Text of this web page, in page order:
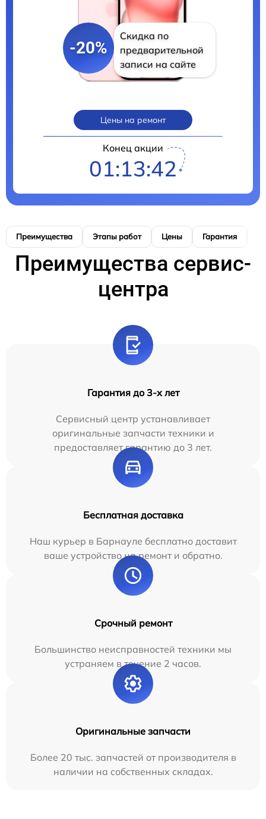
-20%
Скидка по
предварительной
записи на сайте
Цены на ремонт
Конец акции
01:13:41
Преимущества Этапы работ Цены Гарантия
Преимущества сервис-
центра
Гарантия до 3-х лет
Сервисный центр устанавливает
оригинальные запчасти техники и
предоставляет гарантию до 3 лет.
Бесплатная доставка
Наш курьер в Барнауле бесплатно доставит
ваше устройство на ремонт и обратно.
Срочный ремонт
Большинство неисправностей техники мы
устраняем в течение 2 часов.
Оригинальные запчасти
Более 20 тыс. запчастей от производителя в
наличии на собственных складах.